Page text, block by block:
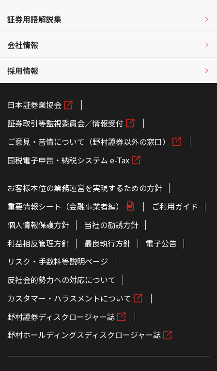
証券用語解説集
会社情報
採用情報
日本証券業協会
証券取引等監視委員会／情報受付
ご意見・苦情について（野村證券以外の窓口）
国税電子申告・納税システム e-Tax
お客様本位の業務運営を実現するための方針
重要情報シート（金融事業者編）
ご利用ガイド
個人情報保護方針
当社の勧誘方針
利益相反管理方針
最良執行方針
電子公告
リスク・手数料等説明ページ
反社会的勢力への対応について
カスタマー・ハラスメントについて
野村證券ディスクロージャー誌
野村ホールディングスディスクロージャー誌